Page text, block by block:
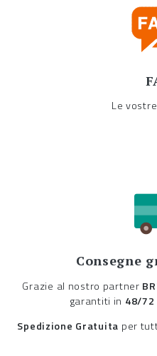
Le
Consegne
Grazie al nostro partner
garantiti in 48/72
Spedizione Gratuita per